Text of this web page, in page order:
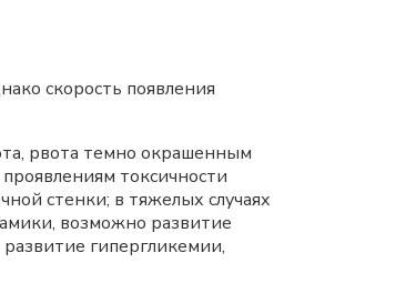
скорость появления
рвота темно окрашенным
токсичности
стенки; в тяжелых случаях
возможно развитие
гипергликемии,